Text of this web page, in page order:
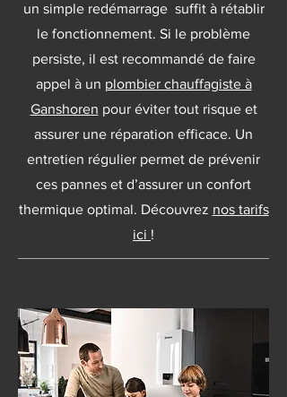
un simple redémarrage suffit à rétablir
le fonctionnement. Si le problème
persiste, il est recommandé de faire
appel à un plombier chauffagiste à
Ganshoren pour éviter tout risque et
assurer une réparation efficace. Un
entretien régulier permet de prévenir
ces pannes et d’assurer un confort
thermique optimal. Découvrez nos tarifs
ici !